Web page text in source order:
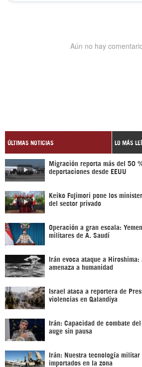
ÚLTIMAS NOTICIAS LO MÁS
Migración reporta más del 50
deportaciones desde EEUU
Keiko Fujimori pone los
del sector privado
Operación a gran escala:
militares de A. Saudí
Irán evoca ataque a Hiroshima:
amenaza a humanidad
Israel ataca a reportera de
violencias en Qalandiya
Irán: Capacidad de combate
auge sin pausa
Irán: Nuestra tecnología militar
importados en la zona